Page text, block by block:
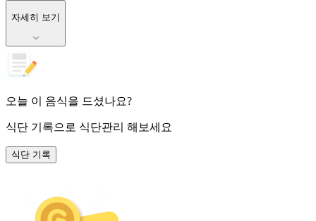
자세히 보기
오늘 이 음식을 드셨나요?
식단 기록으로 식단관리 해보세요
식단 기록